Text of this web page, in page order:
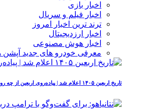
اخبار بازی
اخبار فیلم و سریال
ترند ترین اخبار امروز
اخبار ارزدیجیتال
اخبار هوش مصنوعی
معرفی خودرو های جدید آپشن‌
تاریخ اربعین ۱۴۰۵ اعلام شد | پیاده‌روی اربعین از چه روزی شروع می‌ شود؟